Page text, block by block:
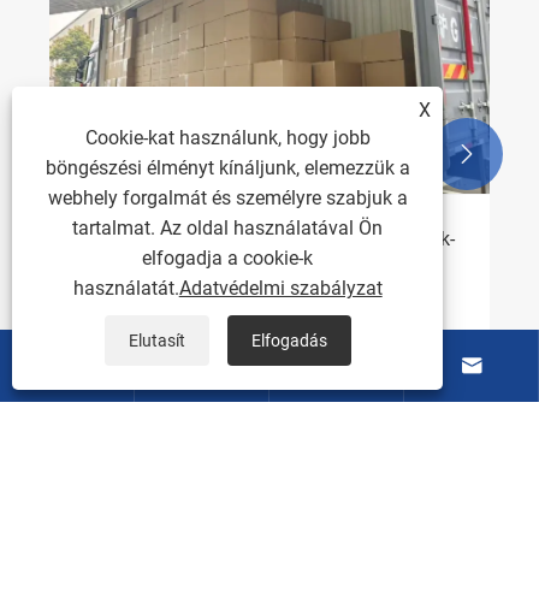
kemény tokot a maximális védelem és
hordozhatóság érdekében?
Mutass többet >>

 
X
Cookie-kat használunk, hogy jobb
böngészési élményt kínáljunk, elemezzük a
webhely forgalmát és személyre szabjuk a
tartalmat. Az oldal használatával Ön
elfogadja a cookie-k
használatát.Adatvédelmi szabályzat
Elutasít Elfogadás